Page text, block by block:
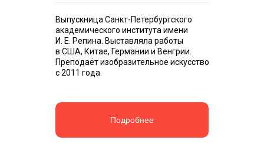
Подробнее
Выпускница Санкт-Петербургского
академического института имени
И. Е. Репина. Выставляла работы
в США, Китае, Германии и Венгрии.
Преподаёт изобразительное искусство
с 2011 года.